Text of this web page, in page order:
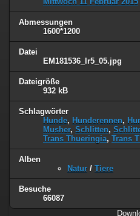
Abmessungen
1600*1200
Datei
EM181536_lr5_05.jpg
Dateigröße
932 kB
Schlagwörter
Hunde, Hunderennen,
Musher, Schlitten,
Trans Thueringia, Trans
Alben
Natur / Tiere
Besuche
66087